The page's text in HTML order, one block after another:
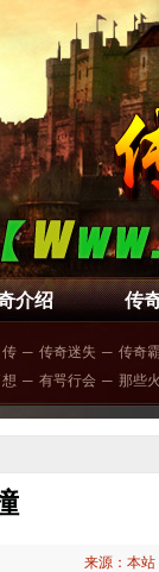
介绍 传
─ 传奇迷失 ─ 传奇
─ 有咢行会 ─ 那些
来源：本站